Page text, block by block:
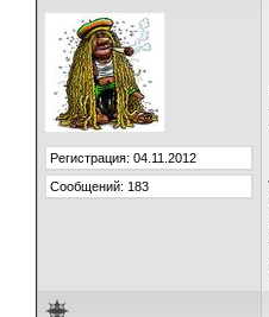
Регистрация: 04.11.2012
Сообщений: 183